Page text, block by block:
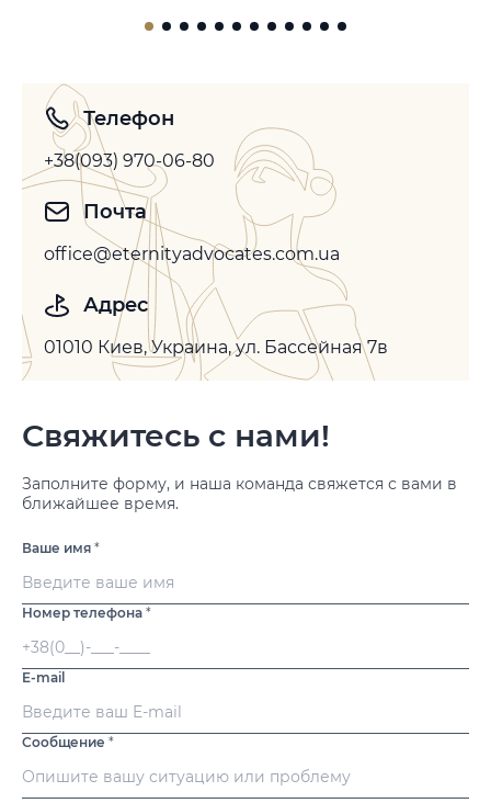
должника, который пытается не допустить или
не предусматривает возможности повторного
рассмотрения спора по существу, однако допускает…
Телефон
+38(093) 970-06-80
Почта
office@eternityadvocates.com.ua
Адрес
01010 Киев, Украина, ул. Бассейная 7в
Свяжитесь с нами!
Заполните форму, и наша команда свяжется с вами в
ближайшее время.
Ваше имя *
Номер телефона *
E-mail
Сообщение *